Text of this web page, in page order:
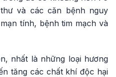
và các căn bệnh nguy
tính, bệnh tim mạch và
nhất là những loại hương
tăng các chất khí độc hại